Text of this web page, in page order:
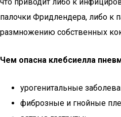
палочки Фридлендера, либо к
размножению собственных
Чем опасна клебсиелла
урогенитальные
фиброзные и гнойные